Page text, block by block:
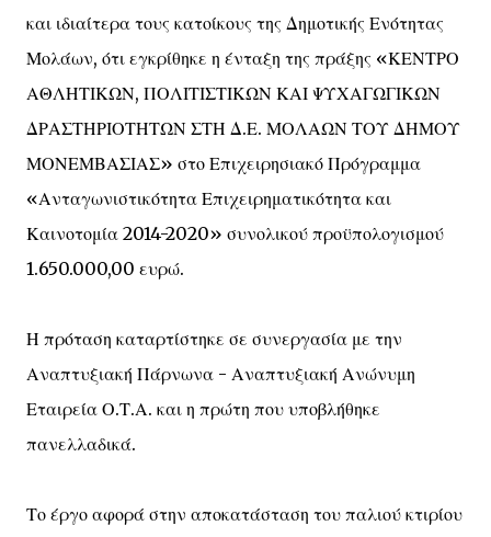
και ιδιαίτερα τους κατοίκους της Δημοτικής Ενότητας
Μολάων, ότι εγκρίθηκε η ένταξη της πράξης «ΚΕΝΤΡΟ
ΑΘΛΗΤΙΚΩΝ, ΠΟΛΙΤΙΣΤΙΚΩΝ ΚΑΙ ΨΥΧΑΓΩΓΙΚΩΝ
ΔΡΑΣΤΗΡΙΟΤΗΤΩΝ ΣΤΗ Δ.Ε. ΜΟΛΑΩΝ ΤΟΥ ΔΗΜΟΥ
ΜΟΝΕΜΒΑΣΙΑΣ» στο Επιχειρησιακό Πρόγραμμα
«Ανταγωνιστικότητα Επιχειρηματικότητα και
Καινοτομία 2014-2020» συνολικού προϋπολογισμού
1.650.000,00 ευρώ.
Η πρόταση καταρτίστηκε σε συνεργασία με την
Αναπτυξιακή Πάρνωνα - Αναπτυξιακή Ανώνυμη
Εταιρεία Ο.Τ.Α. και η πρώτη που υποβλήθηκε
πανελλαδικά.
Το έργο αφορά στην αποκατάσταση του παλιού κτιρίου